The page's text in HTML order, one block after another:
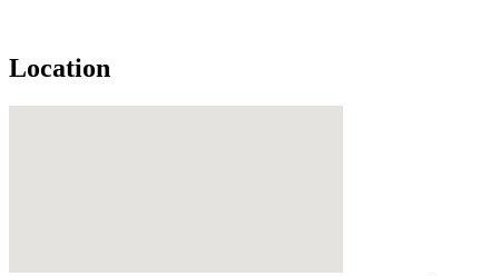
Location